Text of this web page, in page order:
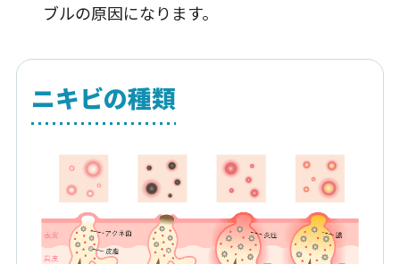
ブルの原因になります。
ニキビの種類